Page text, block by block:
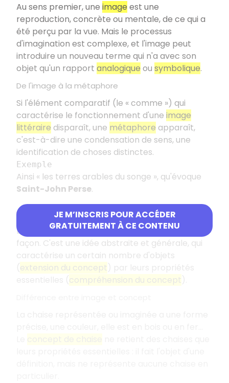
JE M’INSCRIS POUR ACCÉDER
GRATUITEMENT À CE CONTENU
Au sens premier, une image est une
reproduction, concrète ou mentale, de ce qui a
été perçu par la vue. Mais le processus
d'imagination est complexe, et l'image peut
introduire un nouveau terme qui n'a avec son
objet qu'un rapport analogique ou symbolique.
De l'image à la métaphore
Si l'élément comparatif (le « comme ») qui
caractérise le fonctionnement d'une image
littéraire disparaît, une métaphore apparaît,
c'est-à-dire une condensation de sens, une
identification de choses distinctes.
Exemple
Ainsi « les terres arables du songe », qu'évoque
Saint-John Perse.
Le concept : une rupture avec l'image
Le
conceptrompt avec l'image d'une autre
façon. C'est une idée abstraite et générale, qui
caractérise un certain nombre d'objets
extension du concept) par leurs propriétés
compréhension du concept